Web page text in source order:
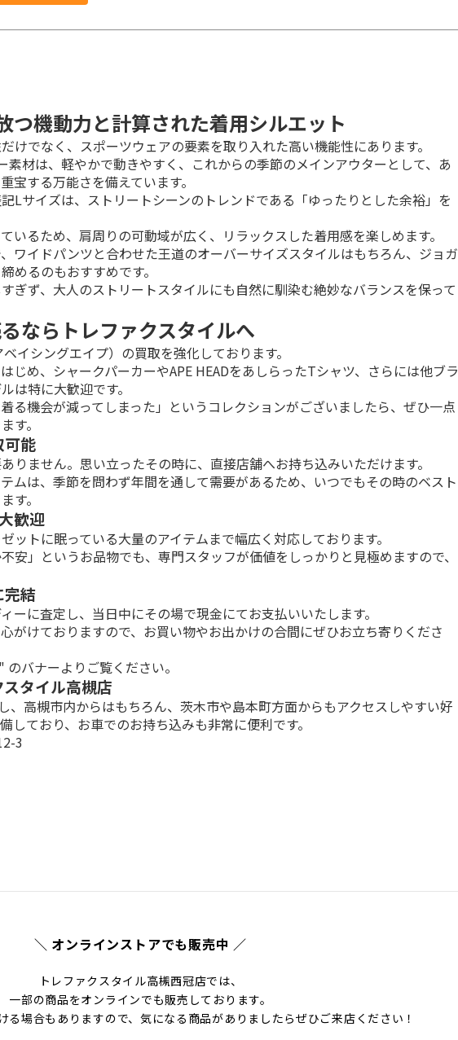
つ機動力と計算された着用シルエット
けでなく、スポーツウェアの要素を取り入れた高い機能性にあります。
素材は、軽やかで動きやすく、これからの季節のメインアウターとして、あ
宝する万能さを備えています。
Lサイズは、ストリートシーンのトレンドである「ゆったりとした余裕」を
いるため、肩周りの可動域が広く、リラックスした着用感を楽しめます。
ワイドパンツと合わせた王道のオーバーサイズスタイルはもちろん、ジョガ
めるのもおすすめです。
ぎず、大人のストリートスタイルにも自然に馴染む絶妙なバランスを保って
ならトレファクスタイルへ
イシングエイプ）の買取を強化しております。
じめ、シャークパーカーやAPE HEADをあしらったTシャツ、さらには他ブラ
は特に大歓迎です。
る機会が減ってしまった」というコレクションがございましたら、ぜひ一点
す。
可能
りません。思い立ったその時に、直接店舗へお持ち込みいただけます。
ムは、季節を問わず年間を通して需要があるため、いつでもその時のベスト
す。
歓迎
ットに眠っている大量のアイテムまで幅広く対応しております。
安」というお品物でも、専門スタッフが価値をしっかりと見極めますので、
完結
ーに査定し、当日中にその場で現金にてお支払いいたします。
がけておりますので、お買い物やお出かけの合間にぜひお立ち寄りくださ
バナーよりご覧ください。
タイル高槻店
、高槻市内からはもちろん、茨木市や島本町方面からもアクセスしやすい好
しており、お車でのお持ち込みも非常に便利です。
3
＼ オンラインストアでも販売中 ／
トレファクスタイル高槻西冠店では、
一部の商品をオンラインでも販売しております。
る場合もありますので、気になる商品がありましたらぜひご来店ください！